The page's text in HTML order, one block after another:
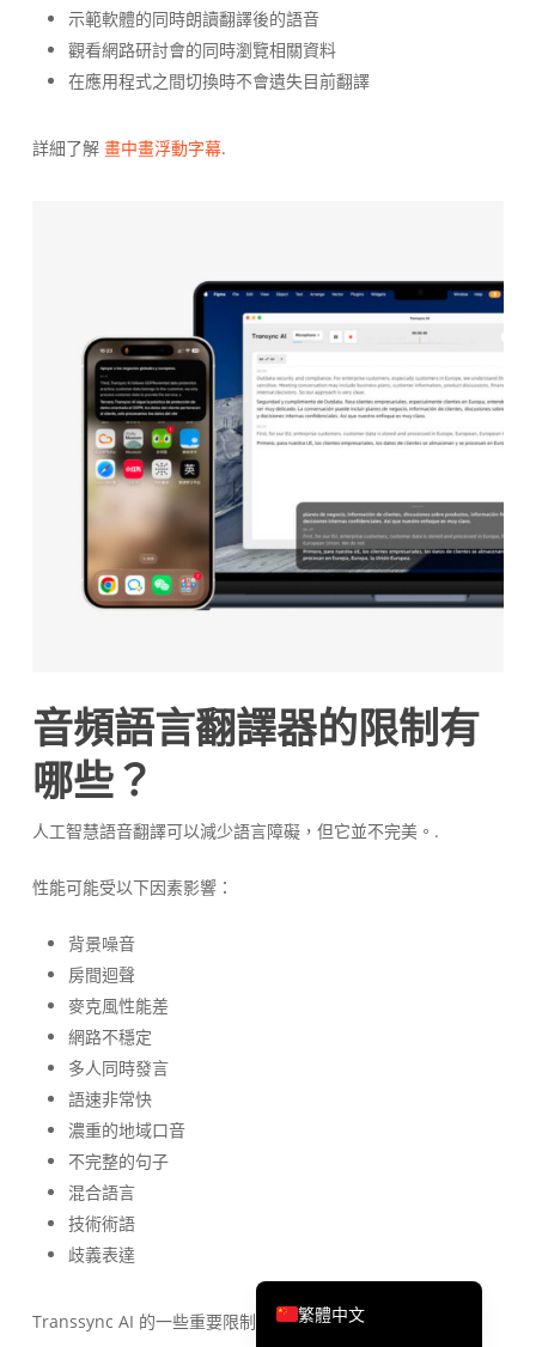
示範軟體的同時朗讀翻譯後的語音
觀看網路研討會的同時瀏覽相關資料
在應用程式之間切換時不會遺失目前翻譯
詳細了解 畫中畫浮動字幕.
音頻語言翻譯器的限制有
哪些？
人工智慧語音翻譯可以減少語言障礙，但它並不完美。.
性能可能受以下因素影響：
背景噪音
房間迴聲
麥克風性能差
網路不穩定
多人同時發言
語速非常快
濃重的地域口音
不完整的句子
混合語言
技術術語
歧義表達
Transsync AI 的一些重要限制包括：繁體中文
Português do Brasil
Bahasa Indonesia
Nederlands
Polski
Українська